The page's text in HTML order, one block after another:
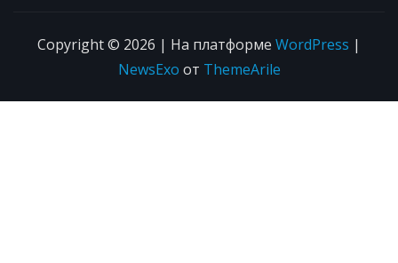
Copyright © 2026 | На платформе WordPress |
NewsExo от ThemeArile